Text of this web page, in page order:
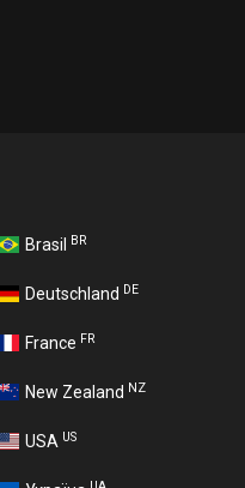
Brasil BR
Deutschland DE
France FR
New Zealand NZ
USA US